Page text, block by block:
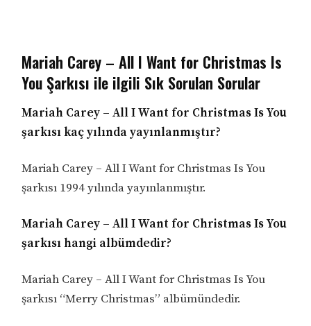
Mariah Carey – All I Want for Christmas Is
You Şarkısı ile ilgili Sık Sorulan Sorular
Mariah Carey – All I Want for Christmas Is You
şarkısı kaç yılında yayınlanmıştır?
Mariah Carey – All I Want for Christmas Is You
şarkısı 1994 yılında yayınlanmıştır.
Mariah Carey – All I Want for Christmas Is You
şarkısı hangi albümdedir?
Mariah Carey – All I Want for Christmas Is You
şarkısı “Merry Christmas” albümündedir.